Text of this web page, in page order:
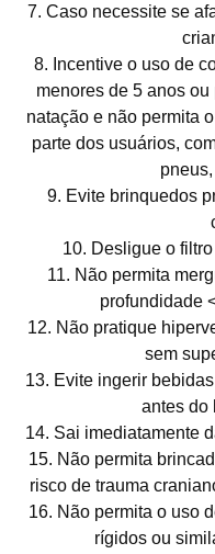
7. Caso necessite se
8. Incentive o uso de
menores de 5 anos
natação e não permita
parte dos usuários,
9. Evite brinquedos
10. Desligue o
11. Não permita
profundidade
12. Não pratique
sem
13. Evite ingerir
antes do
14. Sai imediatamente
15. Não permita
risco de trauma
16. Não permita o uso
rígidos ou